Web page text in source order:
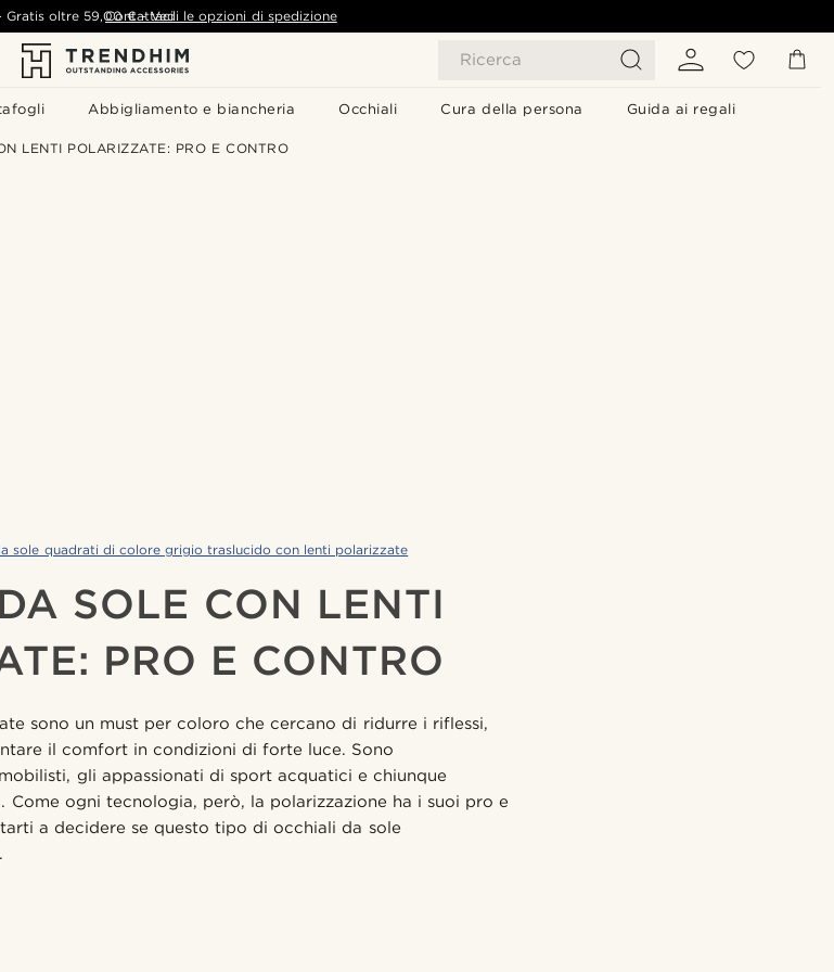
Ricerca
Abbigliamento e biancheria Occhiali Cura della persona Guida ai regali
Gratis oltre 59,00 € - Vedi le opzioni di spedizione
Contattaci
LENTI POLARIZZATE: PRO E CONTRO
sole quadrati di colore grigio traslucido con lenti polarizzate
SOLE CON LENTI
PRO E CONTRO
sono un must per coloro che cercano di ridurre i riflessi,
il comfort in condizioni di forte luce. Sono
gli appassionati di sport acquatici e chiunque
ogni tecnologia, però, la polarizzazione ha i suoi pro e
a decidere se questo tipo di occhiali da sole